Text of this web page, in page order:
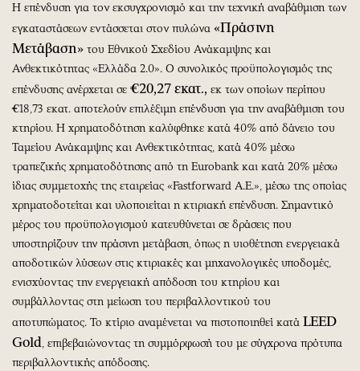
Η επένδυση για τον εκσυγχρονισμό και την τεχνική αναβάθμιση των
εγκαταστάσεων εντάσσεται στον πυλώνα «Πράσινη
Μετάβαση» του Εθνικού Σχεδίου Ανάκαμψης και
Ανθεκτικότητας «Ελλάδα 2.0». Ο συνολικός προϋπολογισμός της
επένδυσης ανέρχεται σε €20,27 εκατ., εκ των οποίων περίπου
€18,73 εκατ. αποτελούν επιλέξιμη επένδυση για την αναβάθμιση του
κτηρίου. Η χρηματοδότηση καλύφθηκε κατά 40% από δάνειο του
Ταμείου Ανάκαμψης και Ανθεκτικότητας, κατά 40% μέσω
τραπεζικής χρηματοδότησης από τη Eurobank και κατά 20% μέσω
ίδιας συμμετοχής της εταιρείας «Fastforward A.E.», μέσω της οποίας
χρηματοδοτείται και υλοποιείται η κτιριακή επένδυση. Σημαντικό
μέρος του προϋπολογισμού κατευθύνεται σε δράσεις που
υποστηρίζουν την πράσινη μετάβαση, όπως η υιοθέτηση ενεργειακά
αποδοτικών λύσεων στις κτιριακές και μηχανολογικές υποδομές,
ενισχύοντας την ενεργειακή απόδοση του κτηρίου και
συμβάλλοντας στη μείωση του περιβαλλοντικού του
αποτυπώματος. Το κτίριο αναμένεται να πιστοποιηθεί κατά LEED
Gold, επιβεβαιώνοντας τη συμμόρφωσή του με σύγχρονα πρότυπα
περιβαλλοντικής απόδοσης.